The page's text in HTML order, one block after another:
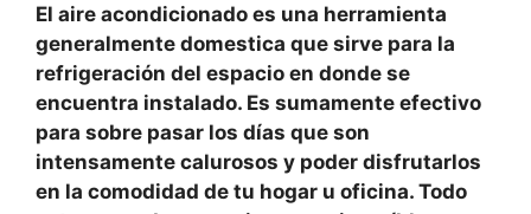
El aire acondicionado es una herramienta
generalmente domestica que sirve para la
refrigeración del espacio en donde se
encuentra instalado. Es sumamente efectivo
para sobre pasar los días que son
intensamente calurosos y poder disfrutarlos
en la comodidad de tu hogar u oficina. Todo